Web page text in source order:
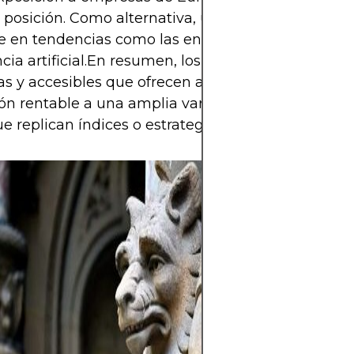
posición. Como alternativa, un ETF temático
en tendencias como las energías limpias o la
artificial.En resumen, los ETF son
y accesibles que ofrecen a los inversores una
rentable a una amplia variedad de clases de
replican índices o estrategias personalizadas.